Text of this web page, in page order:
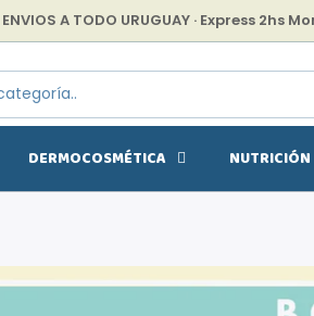
ENVIOS A TODO URUGUAY · Express 2hs
DERMOCOSMÉTICA NUTRICIÓN